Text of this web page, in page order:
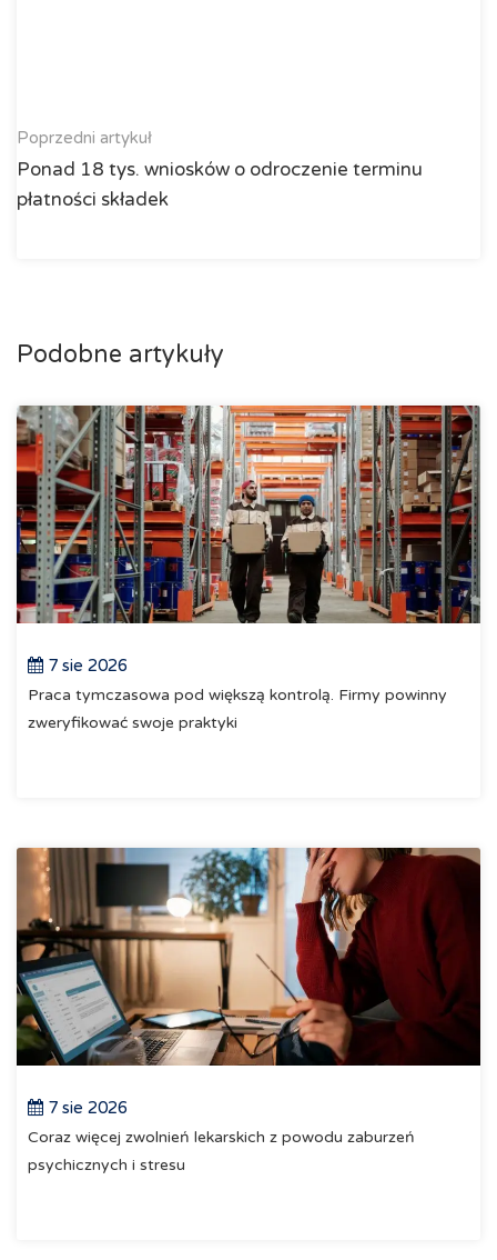
Poprzedni artykuł
Ponad 18 tys. wniosków o odroczenie terminu
płatności składek
Podobne artykuły
7 sie 2026
Praca tymczasowa pod większą kontrolą. Firmy powinny
zweryfikować swoje praktyki
7 sie 2026
Coraz więcej zwolnień lekarskich z powodu zaburzeń
psychicznych i stresu